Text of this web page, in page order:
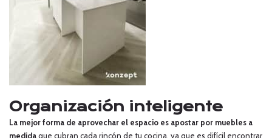
Organización inteligente
La mejor forma de aprovechar el espacio es apostar por muebles a
medidaque cubran cada rincón de tu cocina, ya que es difícil encontrar